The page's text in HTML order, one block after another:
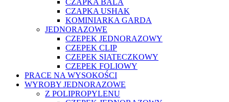
CZAPKA USHAK
KOMINIARKA GARDA
JEDNORAZOWE
CZEPEK JEDNORAZOWY
CZEPEK CLIP
CZEPEK SIATECZKOWY
CZEPEK FOLIOWY
PRACE NA WYSOKOŚCI
WYROBY JEDNORAZOWE
Z POLIPROPYLENU